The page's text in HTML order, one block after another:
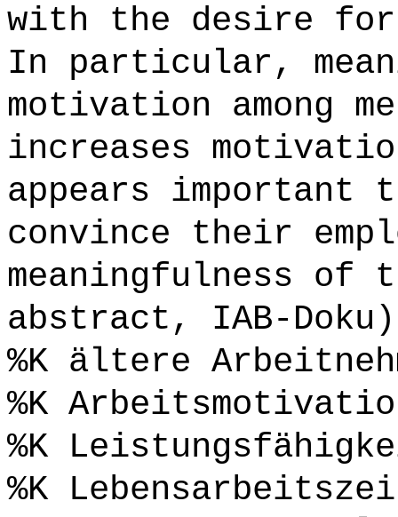
with the desire for
In particular,
motivation among
increases
appears important
convince their
meaningfulness of
abstract, IAB-
%K ältere
%K
%K
%K